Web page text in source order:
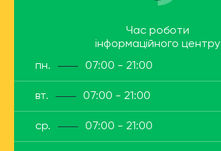
Час роботи
інформаційного центру
пн.
07:00 - 21:00
вт. 07:00 - 21:00
ср. 07:00 - 21:00